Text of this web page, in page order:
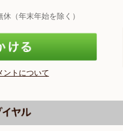
（年末年始を除く）
ントについて